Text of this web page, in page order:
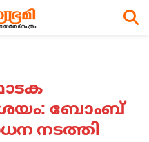
ബോംബ്
നടത്തി